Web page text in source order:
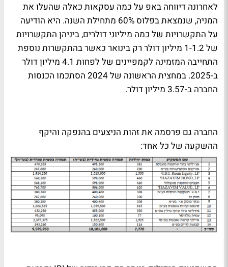
לאחרונה דיווחה באפ על כמה עסקאות כאלה שהעלו את
המניה, שנמצאת בפלוס 60% מתחילת השנה. היא הודיעה
על התקשרויות של כמה מיליוני דולרים, ביניהן התקשרויות
של 1-1.2 מיליון דולר רק בינואר כאשר בהתקשרות נוספת
התחייבה המזמינה לקמפיינים של לפחות 4.1 מיליון דולר
ב-2025. במחצית הראשונה של 2024 הסתכמו הכנסות
החברה ב-3.57 מיליון דולר.
החברה גם פרסמה את זהות הניצעים בהנפקה והיקף
ההשקעה של כל אחד: